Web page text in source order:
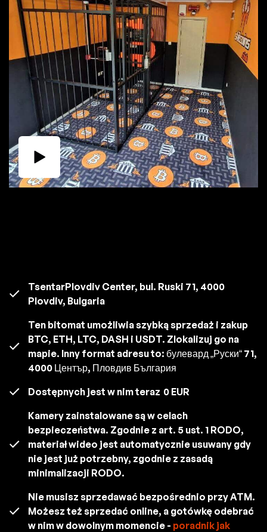
TsentarPlovdiv Center, bul. Ruski 71, 4000
Plovdiv, Bulgaria
Ten bitomat umożliwia szybką sprzedaż i zakup
BTC, ETH, LTC, DASH i USDT. Zlokalizuj go na
mapie. Inny format adresu to: булевард „Руски“ 71,
4000 Център, Пловдив България
Dostępnych jest w nim teraz 0 EUR
Kamery zainstalowane są w celach
bezpieczeństwa. Zgodnie z art. 5 ust. 1 RODO,
materiał wideo jest automatycznie usuwany gdy
nie jest już potrzebny, zgodnie z zasadą
minimalizacji RODO.
Nie musisz sprzedawać bezpośrednio przy ATM.
Możesz też sprzedać online, a gotówkę odebrać
w nim w dowolnym momencie - poradnik jak